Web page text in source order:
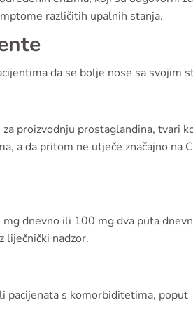
različitih upalnih stanja.
da se bolje nose sa svojim
proizvodnju prostaglandina, tvari
a da pritom ne utječe značajno na
dnevno ili 100 mg dva puta
liječnički nadzor.
pacijenata s komorbiditetima, poput